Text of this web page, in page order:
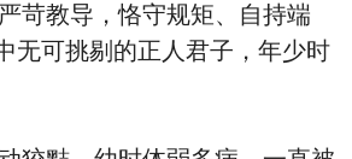
苛教导，恪守规矩、自持端
无可挑剔的正人君子，年少时